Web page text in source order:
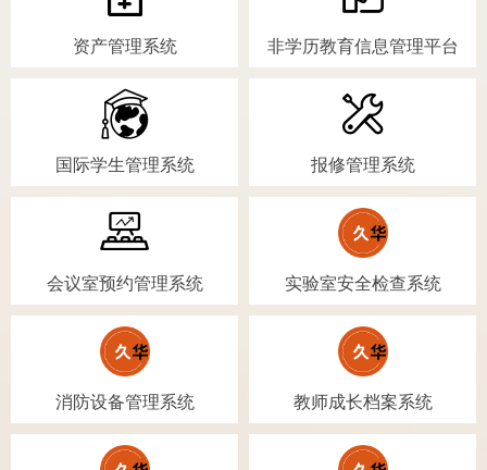
资产管理系统 非学历教育信息管理平台
国际学生管理系统 报修管理系统
会议室预约管理系统 实验室安全检查系统
消防设备管理系统 教师成长档案系统